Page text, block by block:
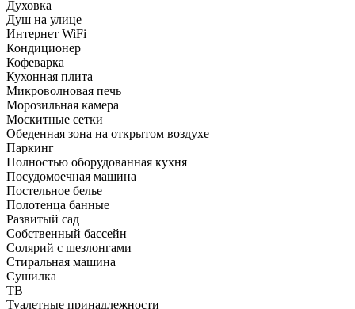
Духовка
Душ на улице
Интернет WiFi
Кондиционер
Кофеварка
Кухонная плита
Микроволновая печь
Морозильная камера
Москитные сетки
Обеденная зона на открытом воздухе
Паркинг
Полностью оборудованная кухня
Посудомоечная машина
Постельное белье
Полотенца банные
Развитый сад
Собственный бассейн
Солярий с шезлонгами
Стиральная машина
Сушилка
ТВ
Туалетные принадлежности